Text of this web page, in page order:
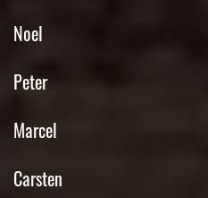
Noel
Peter
Marcel
Carsten